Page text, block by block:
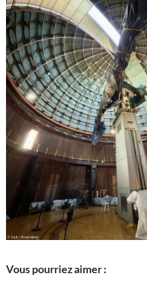
Vous pourriez aimer :